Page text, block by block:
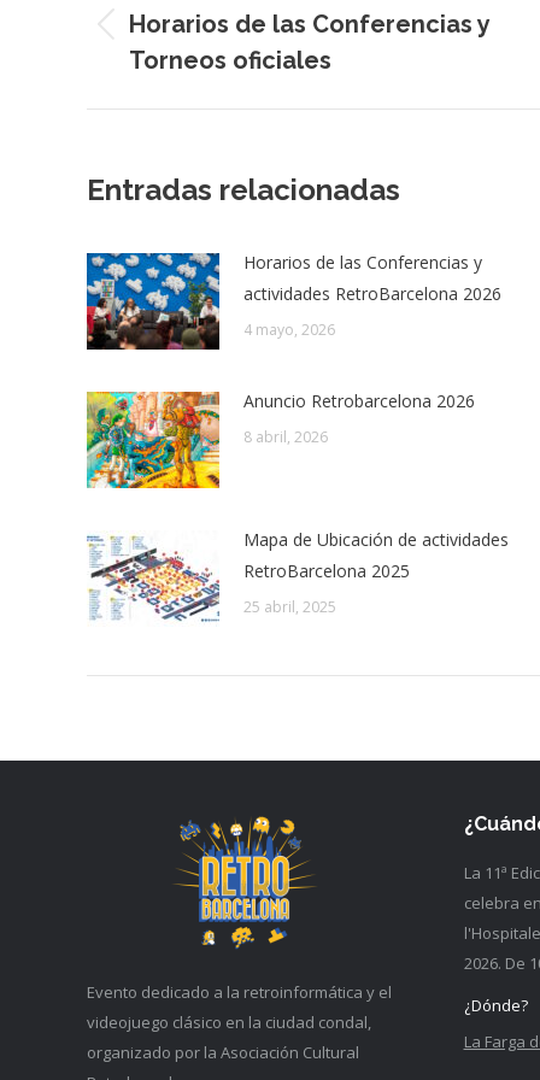
de
entradas
Entrada
anterior:
Horarios de las Conferencias y
Torneos oficiales
Entradas relacionadas
Horarios de las Conferencias y
actividades RetroBarcelona 2026
4 mayo, 2026
Anuncio Retrobarcelona 2026
8 abril, 2026
Mapa de Ubicación de actividades
RetroBarcelona 2025
25 abril, 2025
Evento dedicado a la retroinformática y el
videojuego clásico en la ciudad condal,
organizado por la Asociación Cultural
La 11ª
celebra
2026. De
¿Dónde?
La Farga